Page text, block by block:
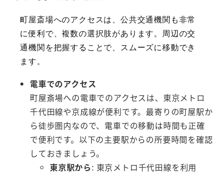
町屋斎場へのアクセスは、公共交通機関も非常
に便利で、複数の選択肢があります。周辺の交
通機関を把握することで、スムーズに移動でき
ます。
電車でのアクセス
町屋斎場への電車でのアクセスは、東京メトロ
千代田線や京成線が便利です。最寄りの町屋駅か
ら徒歩圏内なので、電車での移動は時間も正確
で便利です。以下の主要駅からの所要時間を確認
しておきましょう。
東京駅から: 東京メトロ千代田線を利用